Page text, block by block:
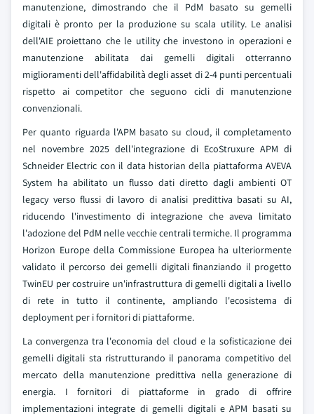
manutenzione, dimostrando che il PdM basato su gemelli
digitali è pronto per la produzione su scala utility. Le analisi
dell'AIE proiettano che le utility che investono in operazioni e
manutenzione abilitata dai gemelli digitali otterranno
miglioramenti dell'affidabilità degli asset di 2-4 punti percentuali
rispetto ai competitor che seguono cicli di manutenzione
convenzionali.
Per quanto riguarda l'APM basato su cloud, il completamento
nel novembre 2025 dell'integrazione di EcoStruxure APM di
Schneider Electric con il data historian della piattaforma AVEVA
System ha abilitato un flusso dati diretto dagli ambienti OT
legacy verso flussi di lavoro di analisi predittiva basati su AI,
riducendo l'investimento di integrazione che aveva limitato
l'adozione del PdM nelle vecchie centrali termiche. Il programma
Horizon Europe della Commissione Europea ha ulteriormente
validato il percorso dei gemelli digitali finanziando il progetto
TwinEU per costruire un'infrastruttura di gemelli digitali a livello
di rete in tutto il continente, ampliando l'ecosistema di
deployment per i fornitori di piattaforme.
La convergenza tra l'economia del cloud e la sofisticazione dei
gemelli digitali sta ristrutturando il panorama competitivo del
mercato della manutenzione predittiva nella generazione di
energia. I fornitori di piattaforme in grado di offrire
implementazioni integrate di gemelli digitali e APM basati su